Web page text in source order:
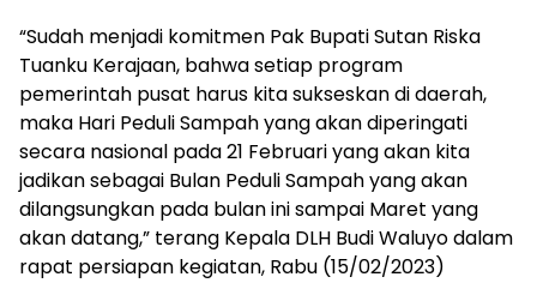
“Sudah menjadi komitmen Pak Bupati Sutan Riska
Tuanku Kerajaan, bahwa setiap program
pemerintah pusat harus kita sukseskan di daerah,
maka Hari Peduli Sampah yang akan diperingati
secara nasional pada 21 Februari yang akan kita
jadikan sebagai Bulan Peduli Sampah yang akan
dilangsungkan pada bulan ini sampai Maret yang
akan datang,” terang Kepala DLH Budi Waluyo dalam
rapat persiapan kegiatan, Rabu (15/02/2023)